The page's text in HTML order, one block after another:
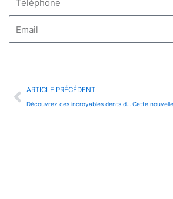
Précédent
ARTICLE PRÉCÉDENT
Découvrez ces incroyables dents du dragon : le marquage qui va vraiment vous émerveiller !